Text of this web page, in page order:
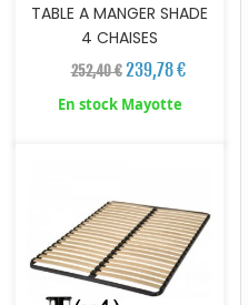
TABLE A MANGER SHADE
4 CHAISES
252,40 € 239,78 €
En stock Mayotte